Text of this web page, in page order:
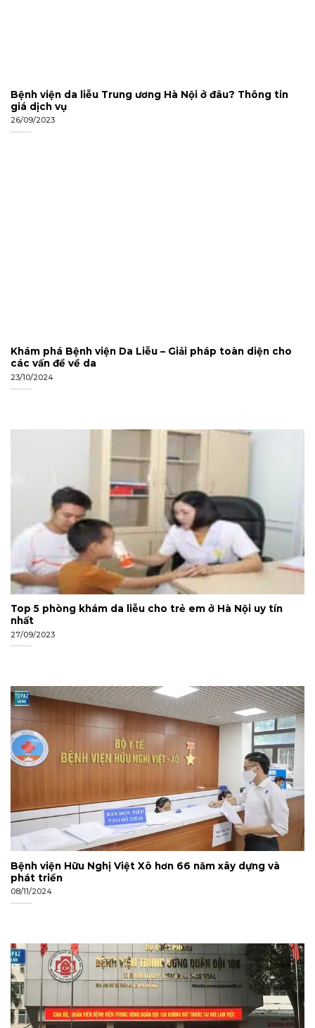
Bệnh viện da liễu Trung ương Hà Nội ở đâu? Thông tin
giá dịch vụ
26/09/2023
Khám phá Bệnh viện Da Liễu – Giải pháp toàn diện cho
các vấn đề về da
23/10/2024
Top 5 phòng khám da liễu cho trẻ em ở Hà Nội uy tín
nhất
27/09/2023
Bệnh viện Hữu Nghị Việt Xô hơn 66 năm xây dựng và
phát triển
08/11/2024